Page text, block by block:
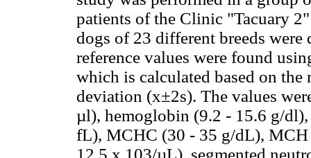
patients of the Clinic "Tacuary
dogs of 23 different breeds
reference values were found
which is calculated based on
deviation (x±2s). The values
µl), hemoglobin (9.2 - 15.6 g/
fL), MCHC (30 - 35 g/dL), MCH